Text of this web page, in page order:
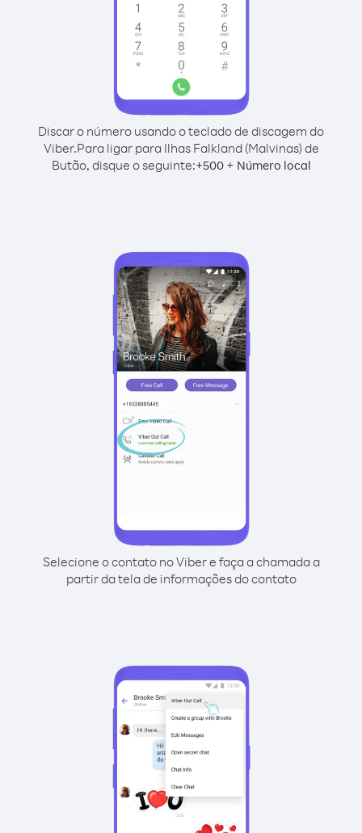
Discar o número usando o teclado de discagem do
Viber.Para ligar para Ilhas Falkland (Malvinas) de
Butão, disque o seguinte:+500+ Número local
Selecione o contato no Viber e faça a chamada a
partir da tela de informações do contato